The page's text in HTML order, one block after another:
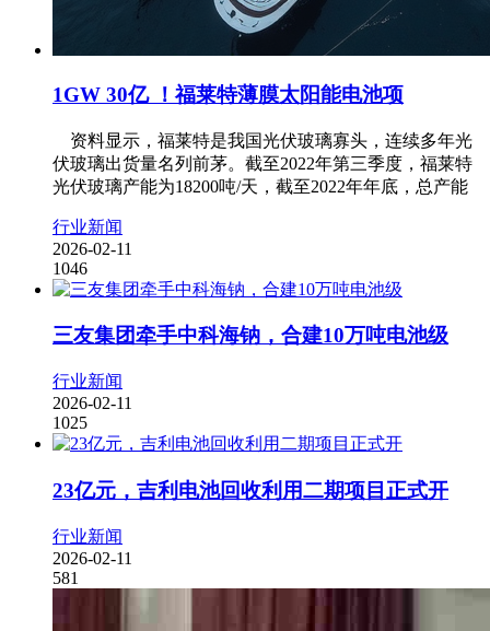
1GW 30亿 ！福莱特薄膜太阳能电池项
资料显示，福莱特是我国光伏玻璃寡头，连续多年光
伏玻璃出货量名列前茅。截至2022年第三季度，福莱特
光伏玻璃产能为18200吨/天，截至2022年年底，总产能
行业新闻
2026-02-11
1046
三友集团牵手中科海钠，合建10万吨电池级
行业新闻
2026-02-11
1025
23亿元，吉利电池回收利用二期项目正式开
行业新闻
2026-02-11
581